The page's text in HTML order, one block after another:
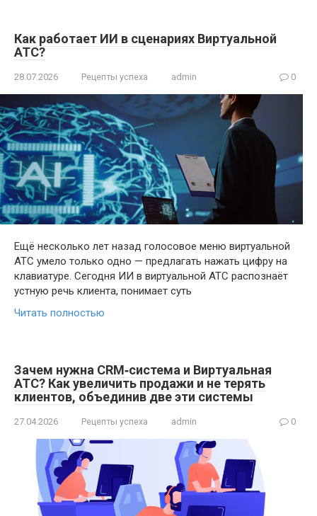
Как работает ИИ в сценариях Виртуальной
АТС?
28.07.2026 Рецепты успеха admin 0
Ещё несколько лет назад голосовое меню виртуальной
АТС умело только одно — предлагать нажать цифру на
клавиатуре. Сегодня ИИ в виртуальной АТС распознаёт
устную речь клиента, понимает суть
Читать полностью
Зачем нужна CRM‑система и Виртуальная
АТС? Как увеличить продажи и не терять
клиентов, объединив две эти системы
27.04.2026 Рецепты успеха admin 0